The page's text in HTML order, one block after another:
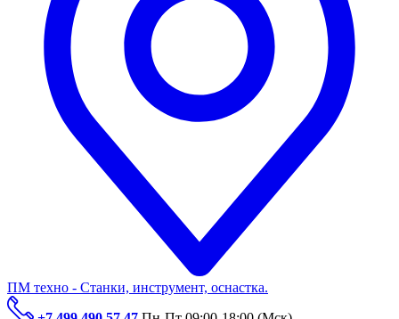
ПМ техно - Станки, инструмент, оснастка.